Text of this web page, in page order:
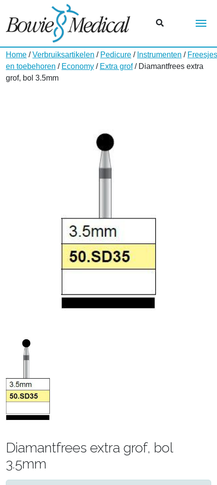
Home /Verbruiksartikelen / Pedicure / Instrumenten / Freesjes
en toebehoren / Economy / Extra grof/ Diamantfrees extra
grof, bol 3.5mm
Diamantfrees extra grof, bol
3.5mm